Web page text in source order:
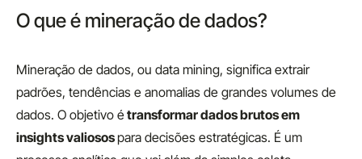
O que é mineração de dados?
Mineração de dados, ou data mining, significa extrair
padrões, tendências e anomalias de grandes volumes de
dados. O objetivo étransformar dados brutos em
insights valiosospara decisões estratégicas. É um